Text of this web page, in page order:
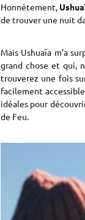
Honnêtement,
de trouver une nuit
Mais Ushuaïa m’a
grand chose et qui,
trouverez une fois
facilement
idéales pour
de Feu.